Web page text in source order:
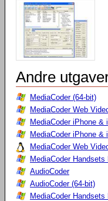
Andre
MediaCoder (64-bit)
MediaCoder Web
MediaCoder iPhone &
MediaCoder iPhone &
MediaCoder Web
MediaCoder Handsets
AudioCoder
AudioCoder (64-bit)
MediaCoder